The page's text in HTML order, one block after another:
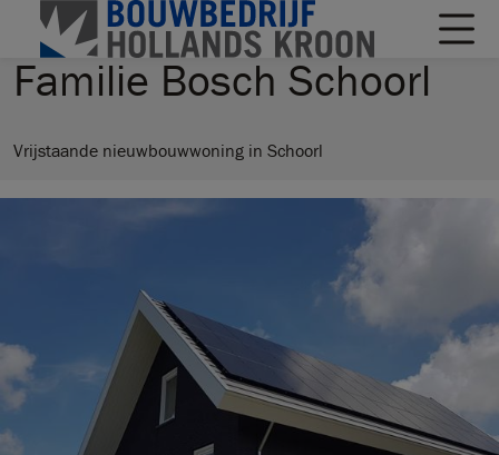
Familie Bosch Schoorl
Vrijstaande nieuwbouwwoning in Schoorl